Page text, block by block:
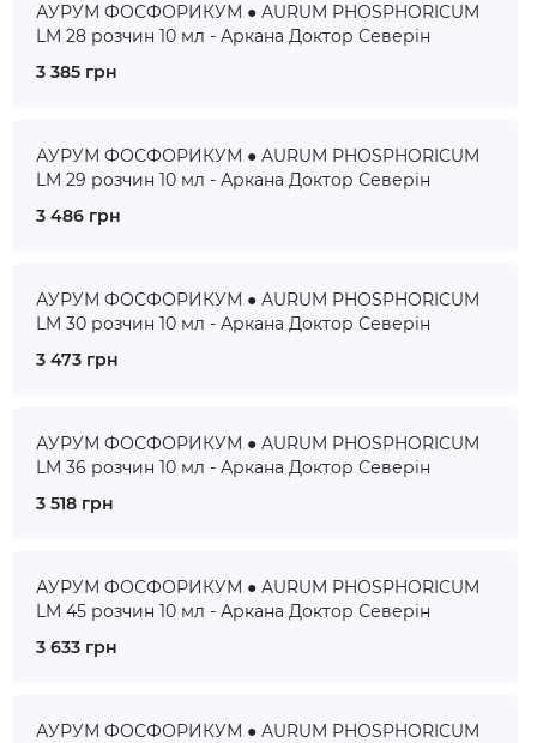
АУРУМ ФОСФОРИКУМ ● AURUM PHOSPHORICUM
LM 28 розчин 10 мл - Аркана Доктор Северін
3 385 грн
АУРУМ ФОСФОРИКУМ ● AURUM PHOSPHORICUM
LM 29 розчин 10 мл - Аркана Доктор Северін
3 486 грн
АУРУМ ФОСФОРИКУМ ● AURUM PHOSPHORICUM
LM 30 розчин 10 мл - Аркана Доктор Северін
3 473 грн
АУРУМ ФОСФОРИКУМ ● AURUM PHOSPHORICUM
LM 36 розчин 10 мл - Аркана Доктор Северін
3 518 грн
АУРУМ ФОСФОРИКУМ ● AURUM PHOSPHORICUM
LM 45 розчин 10 мл - Аркана Доктор Северін
3 633 грн
АУРУМ ФОСФОРИКУМ ● AURUM PHOSPHORICUM